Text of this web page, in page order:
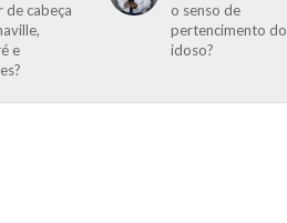
de cabeça
e
o senso de
pertencimento do
idoso?